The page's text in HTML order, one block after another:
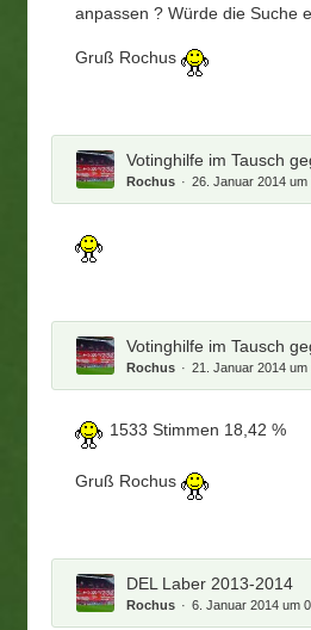
anpassen ? Würde die Suche
Gruß Rochus
Votinghilfe im Tausch
Rochus 26. Januar 2014 um
Votinghilfe im Tausch
Rochus 21. Januar 2014 um
1533 Stimmen 18,42 %
Gruß Rochus
DEL Laber 2013-2014
Rochus 6. Januar 2014 um